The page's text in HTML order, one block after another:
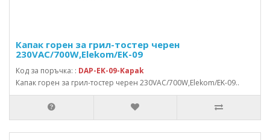
Капак горен за грил-тостер черен
230VAC/700W,Elekom/EK-09
Код за поръчка: : DAP-EK-09-Kapak
Капак горен за грил-тостер черен 230VAC/700W,Elekom/EK-09..